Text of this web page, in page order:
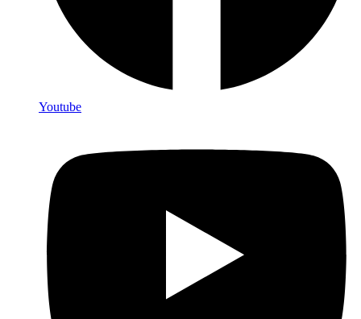
Youtube